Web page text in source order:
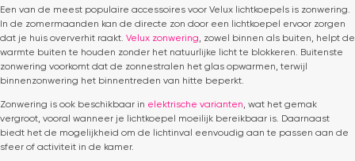
Een van de meest populaire accessoires voor Velux lichtkoepels is zonwering.
In de zomermaanden kan de directe zon door een lichtkoepel ervoor zorgen
dat je huis oververhit raakt. Velux zonwering, zowel binnen als buiten, helpt de
warmte buiten te houden zonder het natuurlijke licht te blokkeren. Buitenste
zonwering voorkomt dat de zonnestralen het glas opwarmen, terwijl
binnenzonwering het binnentreden van hitte beperkt.
Zonwering is ook beschikbaar in elektrische varianten, wat het gemak
vergroot, vooral wanneer je lichtkoepel moeilijk bereikbaar is. Daarnaast
biedt het de mogelijkheid om de lichtinval eenvoudig aan te passen aan de
sfeer of activiteit in de kamer.